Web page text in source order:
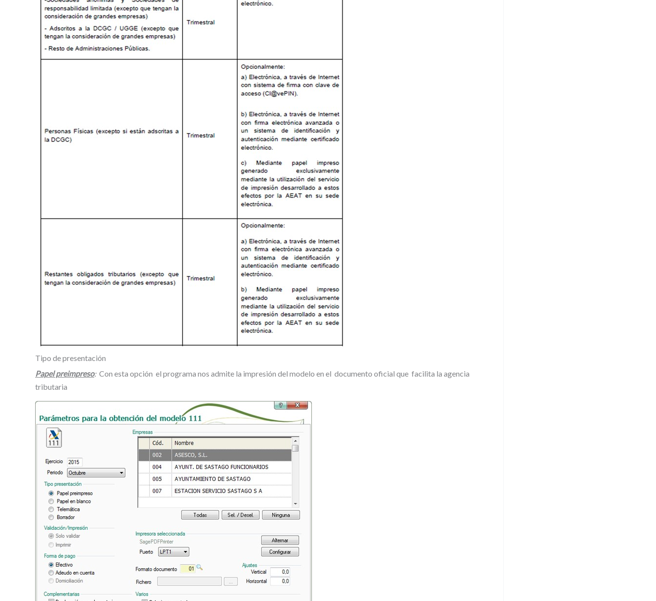
Tipo de presentación
Papel preimpreso:Con esta opción el programa nos admite la impresión del modelo en el documento oficial que facilita la agencia
tributaria